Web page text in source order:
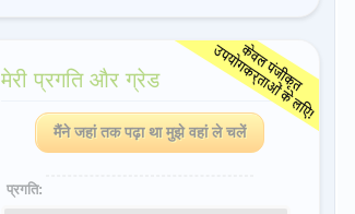
मेरी प्रगति और ग्रेड
मैंने जहां तक पढ़ा था मुझे वहां ले चलें
प्रगति: